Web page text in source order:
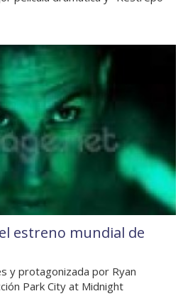
estreno mundial de
y protagonizada por Ryan
Park City at Midnight